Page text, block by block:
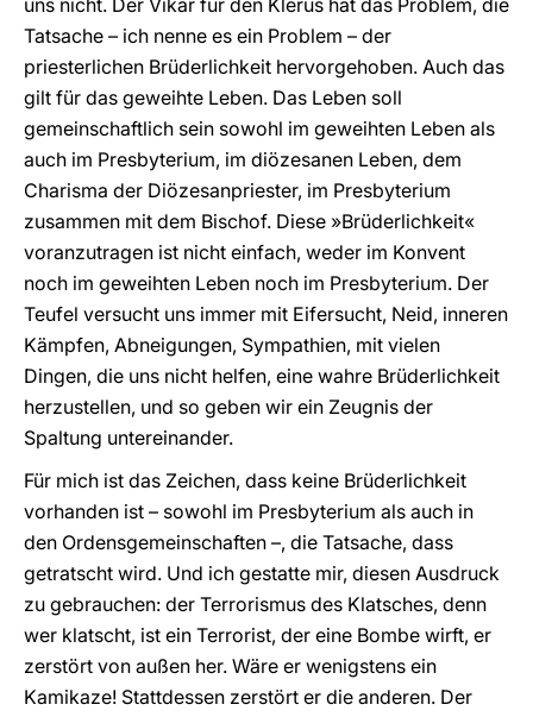
uns nicht. Der Vikar für den Klerus hat das Problem, die
Tatsache – ich nenne es ein Problem – der
priesterlichen Brüderlichkeit hervorgehoben. Auch das
gilt für das geweihte Leben. Das Leben soll
gemeinschaftlich sein sowohl im geweihten Leben als
auch im Presbyterium, im diözesanen Leben, dem
Charisma der Diözesanpriester, im Presbyterium
zusammen mit dem Bischof. Diese »Brüderlichkeit«
voranzutragen ist nicht einfach, weder im Konvent
noch im geweihten Leben noch im Presbyterium. Der
Teufel versucht uns immer mit Eifersucht, Neid, inneren
Kämpfen, Abneigungen, Sympathien, mit vielen
Dingen, die uns nicht helfen, eine wahre Brüderlichkeit
herzustellen, und so geben wir ein Zeugnis der
Spaltung untereinander.
Für mich ist das Zeichen, dass keine Brüderlichkeit
vorhanden ist – sowohl im Presbyterium als auch in
den Ordensgemeinschaften –, die Tatsache, dass
getratscht wird. Und ich gestatte mir, diesen Ausdruck
zu gebrauchen: der Terrorismus des Klatsches, denn
wer klatscht, ist ein Terrorist, der eine Bombe wirft, er
zerstört von außen her. Wäre er wenigstens ein
Kamikaze! Stattdessen zerstört er die anderen. Der